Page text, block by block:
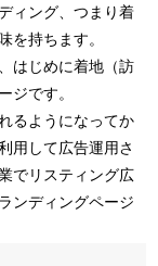
ィング、つまり着
を持ちます。
はじめに着地（訪
ジです。
るようになってか
用して広告運用さ
でリスティング広
ンディングページ